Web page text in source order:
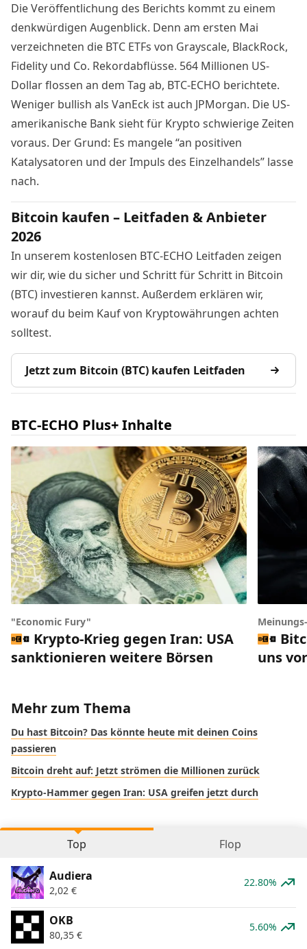
Die Veröffentlichung des Berichts kommt zu einem
denkwürdigen Augenblick. Denn am ersten Mai
verzeichneten die BTC ETFs von Grayscale, BlackRock,
Fidelity und Co. Rekordabflüsse. 564 Millionen US-
Dollar flossen an dem Tag ab, BTC-ECHO berichtete.
Weniger bullish als VanEck ist auch JPMorgan. Die US-
amerikanische Bank sieht für Krypto schwierige Zeiten
voraus. Der Grund: Es mangele “an positiven
Katalysatoren und der Impuls des Einzelhandels” lasse
nach.
Bitcoin kaufen – Leitfaden & Anbieter
2026
In unserem kostenlosen BTC-ECHO Leitfaden zeigen
wir dir, wie du sicher und Schritt für Schritt in Bitcoin
(BTC) investieren kannst. Außerdem erklären wir,
worauf du beim Kauf von Kryptowährungen achten
solltest.
Jetzt zum Bitcoin (BTC) kaufen Leitfaden
BTC-ECHO Plus+ Inhalte
"Economic Fury"
Krypto-Krieg gegen Iran: USA
sanktionieren weitere Börsen
uns
Mehr zum Thema
Du hast Bitcoin? Das könnte heute mit deinen Coins
passieren
Bitcoin dreht auf: Jetzt strömen die Millionen zurück
Krypto-Hammer gegen Iran: USA greifen jetzt durch
Top Flop
Audiera
2,02 €
22.80%
OKB
80,35 €
5.60%